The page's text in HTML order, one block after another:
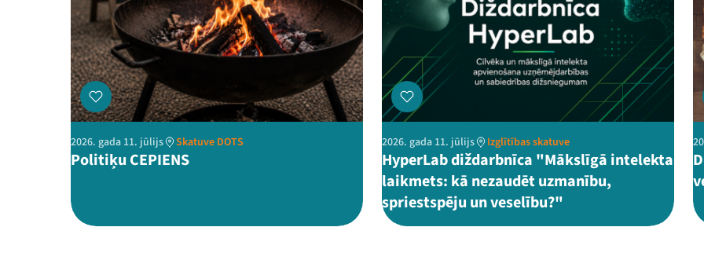
2026. gada 11. jūlijs Skatuve DOTS
Politiķu CEPIENS
2026. gada 11. jūlijs Izglītības skatuve
HyperLab diždarbnīca "Mākslīgā intelekta
laikmets: kā nezaudēt uzmanību,
spriestspēju un veselību?"